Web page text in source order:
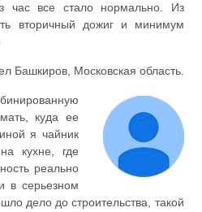
час все стало нормально. Из
вторичный дожиг и минимум
Башкиров, Московская область.
куда ее
я чайник
кухне, где
реально
в серьезном
дело до строительства, такой